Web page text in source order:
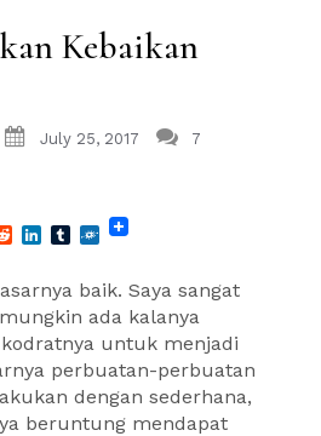
Kebaikan
July 25, 2017
7
RedditLinkedIn
Tumblr
Folkd
baik. Saya sangat
ada kalanya
untuk menjadi
perbuatan-perbuatan
dengan sederhana,
beruntung mendapat